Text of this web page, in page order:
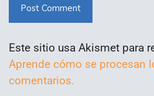
Post Comment
Este sitio usa Akismet para
Aprende cómo se procesan
comentarios.